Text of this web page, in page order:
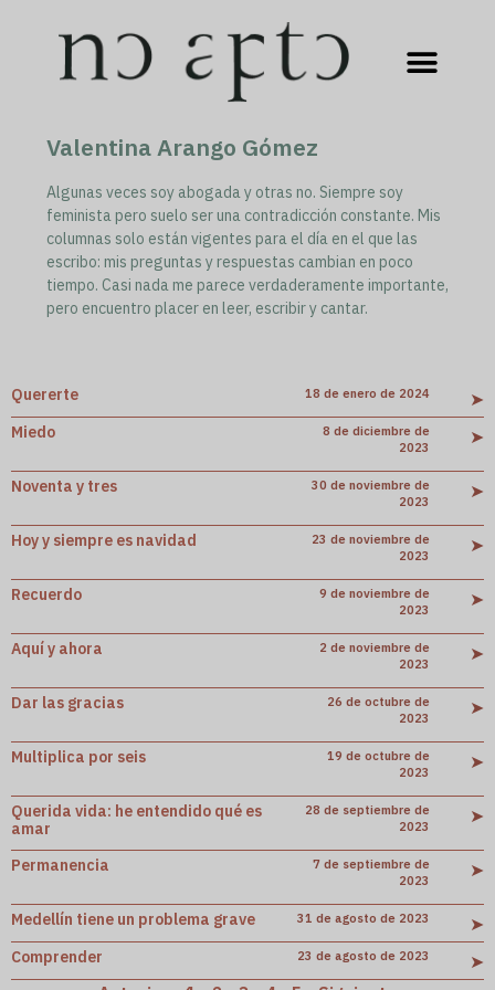
Valentina Arango Gómez
Algunas veces soy abogada y otras no. Siempre soy
feminista pero suelo ser una contradicción constante. Mis
columnas solo están vigentes para el día en el que las
escribo: mis preguntas y respuestas cambian en poco
tiempo. Casi nada me parece verdaderamente importante,
pero encuentro placer en leer, escribir y cantar.
Quererte 18 de enero de 2024 ➤
Miedo
8 de diciembre de
2023
➤
Noventa y tres
30 de noviembre de
2023
➤
Hoy y siempre es navidad
23 de noviembre de
2023
➤
Recuerdo
9 de noviembre de
2023
➤
Aquí y ahora
2 de noviembre de
2023
➤
Dar las gracias
26 de octubre de
2023
➤
Multiplica por seis
19 de octubre de
2023
➤
Querida vida: he entendido qué es
amar
28 de septiembre de
2023
➤
Permanencia
7 de septiembre de
2023
➤
Medellín tiene un problema grave 31 de agosto de 2023 ➤
Comprender 23 de agosto de 2023
➤